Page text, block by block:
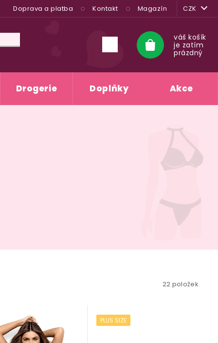
Doprava a platba Kontakt Magazín CZK
Nákupní
košík
váš košík
je zatím
prázdný
Drogerie Doplňky Akce
22 položek
PLUS SIZE